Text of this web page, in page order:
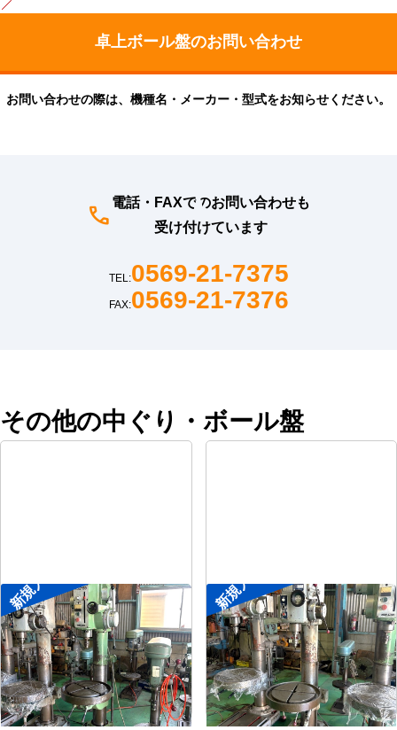
お問い合わせの際は、機種名・メーカー・型式をお知らせください。
電話・FAXでのお問い合わせも
受け付けています
TEL:0569-21-7375
FAX:0569-21-7376
その他の中ぐり・ボール盤
新規入荷
直立ボール盤
メーカー 森精機
形 式YD2-55
年 式-
新規入荷
直立ボール盤
メーカー 吉良
形 式KRTG-540
年 式-